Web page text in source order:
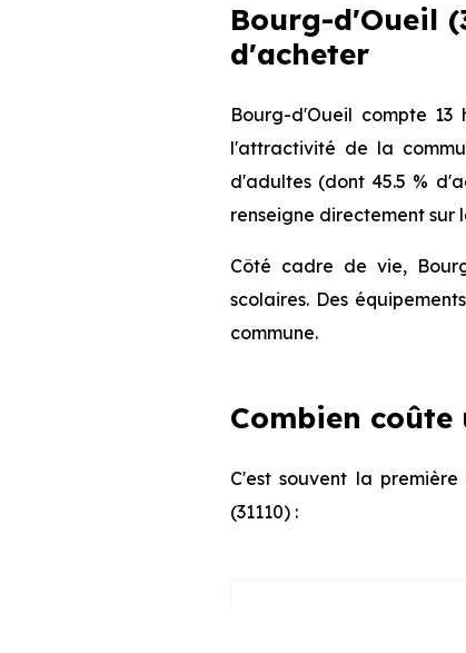
Bourg-d'Oueil
d'acheter
Bourg-d'Oueil compte
l'attractivité de la
d'adultes (dont 45.5 %
renseigne directement sur
Côté cadre de vie,
scolaires. Des
commune.
Combien coûte
C'est souvent la
(31110) :